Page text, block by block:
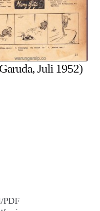
child
menu
Juli 1952)
PDF